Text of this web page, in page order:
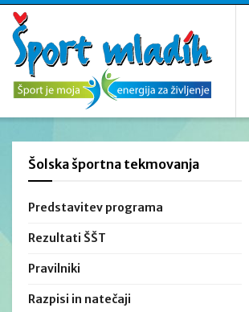
Šolska športna tekmovanja
Predstavitev programa
Rezultati ŠŠT
Pravilniki
Razpisi in natečaji